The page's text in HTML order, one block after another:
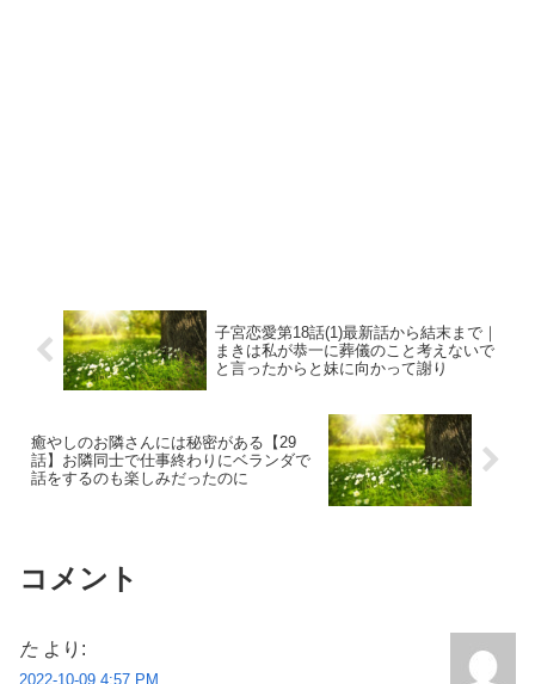
子宮恋愛第18話(1)最新話から結末まで｜
まきは私が恭一に葬儀のこと考えないで
と言ったからと妹に向かって謝り
癒やしのお隣さんには秘密がある【29
話】お隣同士で仕事終わりにベランダで
話をするのも楽しみだったのに
コメント
た より:
2022-10-09 4:57 PM